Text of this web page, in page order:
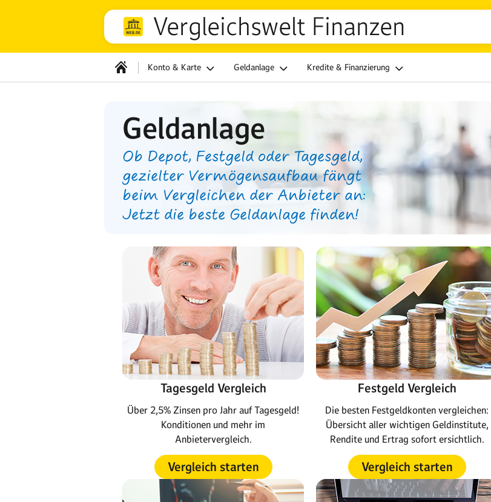
Vergleichswelt Finanzen
Konto & Karte Geldanlage Kredite & Finanzierung
Geldanlage
Ob Depot, Festgeld oder Tagesgeld,
gezielter Vermögensaufbau fängt
beim Vergleichen der Anbieter an:
Jetzt die beste Geldanlage finden!
Tagesgeld Vergleich
Über 2,5% Zinsen pro Jahr auf Tagesgeld!
Konditionen und mehr im
Anbietervergleich.
Vergleich starten
Festgeld Vergleich
Die besten Festgeldkonten vergleichen:
Übersicht aller wichtigen Geldinstitute,
Rendite und Ertrag sofort ersichtlich.
Vergleich starten